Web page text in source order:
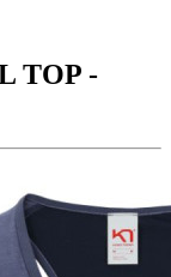
TOP -